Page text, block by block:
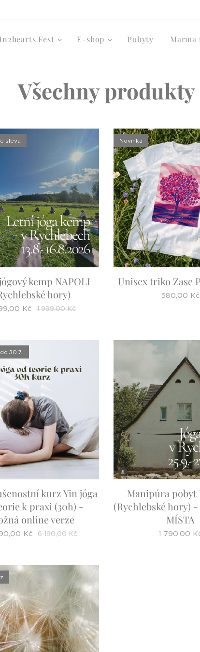
In2hearts Fest E-shop Pobyty Marma
Všechny produkty
kemp NAPOLI
hory)
sleva
Kč 1 999,00Kč
Unisex triko Zase
Novinka
580,00 Kč
kurz Yin jóga
k praxi (30h) -
online verze
30.7.
Kč 6 190,00Kč
Manipúra pobyt
(Rychlebské hory) -
MÍSTA
1 790,00